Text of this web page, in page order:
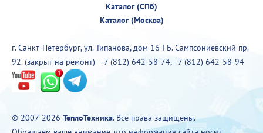
Каталог (СПб)
Каталог (Москва)
г. Санкт-Петербург, ул. Типанова, дом 16 I Б. Сампсониевский пр.
92. (закрыт на ремонт) +7 (812) 642-58-74,+7 (812) 642-58-94
© 2007-2026 ТеплоТехника. Все права защищены.